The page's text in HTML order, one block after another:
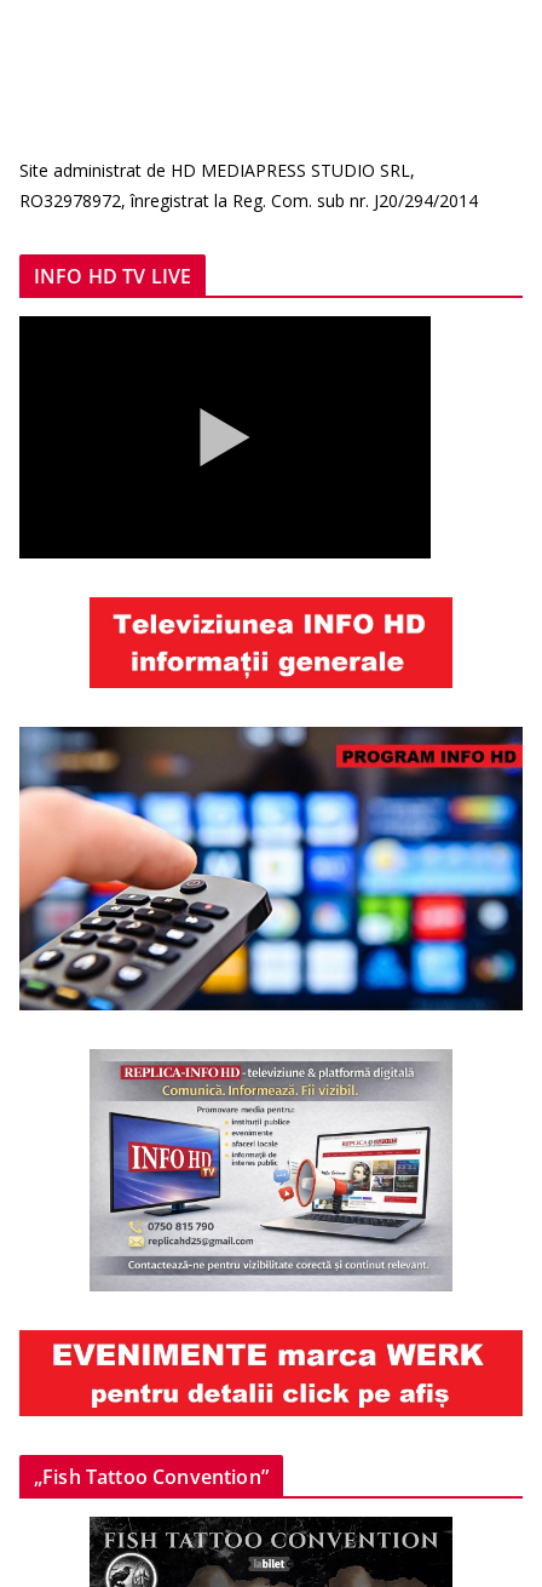
Site administrat de HD MEDIAPRESS STUDIO SRL,
RO32978972, înregistrat la Reg. Com. sub nr. J20/294/2014
INFO HD TV LIVE
„Fish Tattoo Convention”